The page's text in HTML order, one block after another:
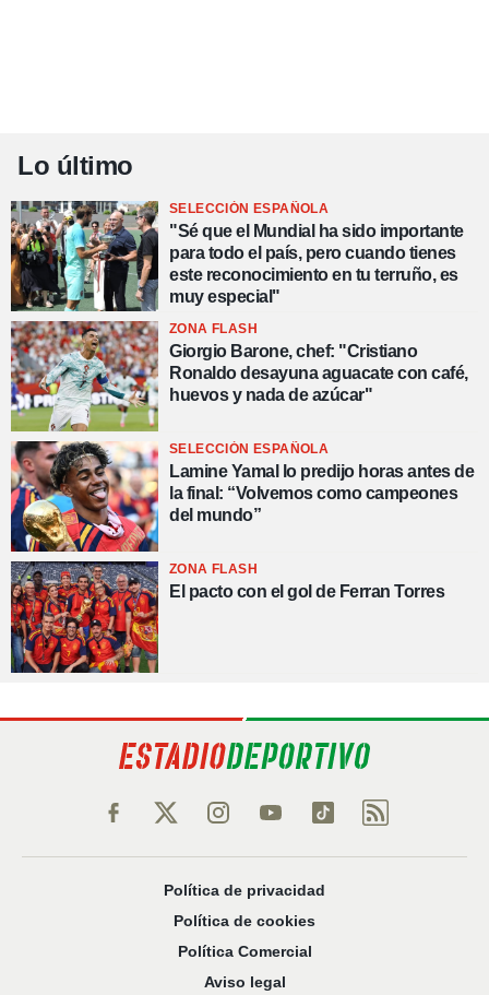
Lo último
SELECCIÓN ESPAÑOLA
"Sé que el Mundial ha sido importante
para todo el país, pero cuando tienes
este reconocimiento en tu terruño, es
muy especial"
ZONA FLASH
Giorgio Barone, chef: "Cristiano
Ronaldo desayuna aguacate con café,
huevos y nada de azúcar"
SELECCIÓN ESPAÑOLA
Lamine Yamal lo predijo horas antes de
la final: “Volvemos como campeones
del mundo”
ZONA FLASH
El pacto con el gol de Ferran Torres
Política de privacidad
Política de cookies
Política Comercial
Aviso legal